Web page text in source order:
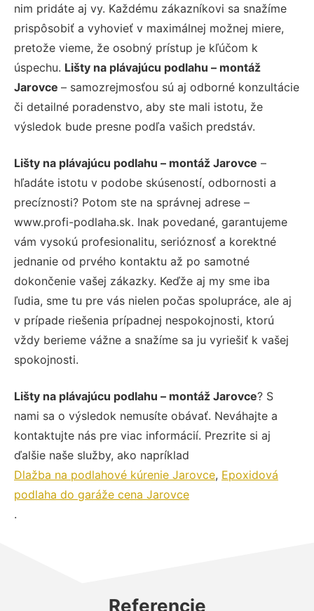
nim pridáte aj vy. Každému zákazníkovi sa snažíme
prispôsobiť a vyhovieť v maximálnej možnej miere,
pretože vieme, že osobný prístup je kľúčom k
úspechu. Lišty na plávajúcu podlahu – montáž
Jarovce – samozrejmosťou sú aj odborné konzultácie
či detailné poradenstvo, aby ste mali istotu, že
výsledok bude presne podľa vašich predstáv.
Lišty na plávajúcu podlahu – montáž Jarovce –
hľadáte istotu v podobe skúseností, odbornosti a
precíznosti? Potom ste na správnej adrese –
www.profi-podlaha.sk. Inak povedané, garantujeme
vám vysokú profesionalitu, serióznosť a korektné
jednanie od prvého kontaktu až po samotné
dokončenie vašej zákazky. Keďže aj my sme iba
ľudia, sme tu pre vás nielen počas spolupráce, ale aj
v prípade riešenia prípadnej nespokojnosti, ktorú
vždy berieme vážne a snažíme sa ju vyriešiť k vašej
spokojnosti.
Lišty na plávajúcu podlahu – montáž Jarovce? S
nami sa o výsledok nemusíte obávať. Neváhajte a
kontaktujte nás pre viac informácií. Prezrite si aj
ďalšie naše služby, ako napríklad
Dlažba na podlahové kúrenie Jarovce, Epoxidová
podlaha do garáže cena Jarovce
.
Referencie